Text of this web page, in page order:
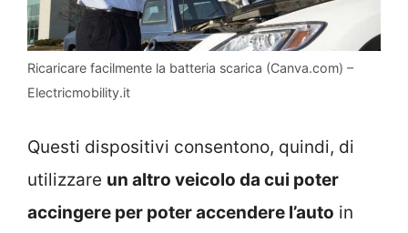
Ricaricare facilmente la batteria scarica (Canva.com) –
Electricmobility.it
Questi dispositivi consentono, quindi, di
utilizzare un altro veicolo da cui poter
accingere per poter accendere l’auto in